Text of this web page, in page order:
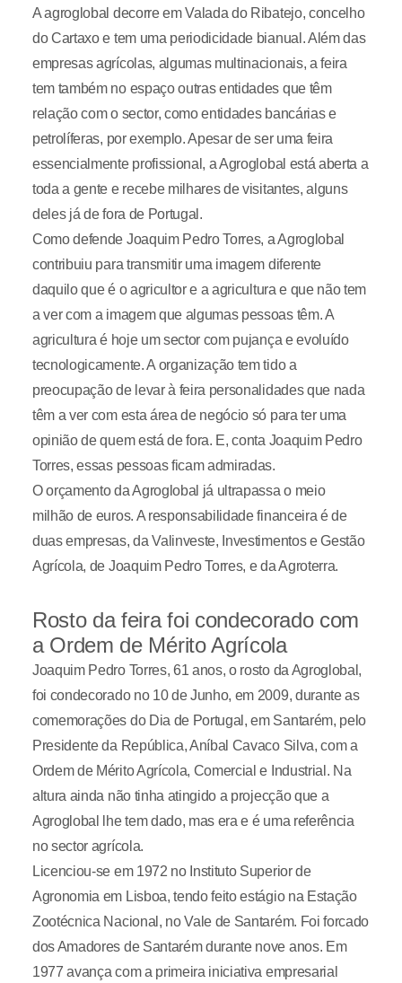
A agroglobal decorre em Valada do Ribatejo, concelho
do Cartaxo e tem uma periodicidade bianual. Além das
empresas agrícolas, algumas multinacionais, a feira
tem também no espaço outras entidades que têm
relação com o sector, como entidades bancárias e
petrolíferas, por exemplo. Apesar de ser uma feira
essencialmente profissional, a Agroglobal está aberta a
toda a gente e recebe milhares de visitantes, alguns
deles já de fora de Portugal.
Como defende Joaquim Pedro Torres, a Agroglobal
contribuiu para transmitir uma imagem diferente
daquilo que é o agricultor e a agricultura e que não tem
a ver com a imagem que algumas pessoas têm. A
agricultura é hoje um sector com pujança e evoluído
tecnologicamente. A organização tem tido a
preocupação de levar à feira personalidades que nada
têm a ver com esta área de negócio só para ter uma
opinião de quem está de fora. E, conta Joaquim Pedro
Torres, essas pessoas ficam admiradas.
O orçamento da Agroglobal já ultrapassa o meio
milhão de euros. A responsabilidade financeira é de
duas empresas, da Valinveste, Investimentos e Gestão
Agrícola, de Joaquim Pedro Torres, e da Agroterra.
Rosto da feira foi condecorado com
a Ordem de Mérito Agrícola
Joaquim Pedro Torres, 61 anos, o rosto da Agroglobal,
foi condecorado no 10 de Junho, em 2009, durante as
comemorações do Dia de Portugal, em Santarém, pelo
Presidente da República, Aníbal Cavaco Silva, com a
Ordem de Mérito Agrícola, Comercial e Industrial. Na
altura ainda não tinha atingido a projecção que a
Agroglobal lhe tem dado, mas era e é uma referência
no sector agrícola.
Licenciou-se em 1972 no Instituto Superior de
Agronomia em Lisboa, tendo feito estágio na Estação
Zootécnica Nacional, no Vale de Santarém. Foi forcado
dos Amadores de Santarém durante nove anos. Em
1977 avança com a primeira iniciativa empresarial